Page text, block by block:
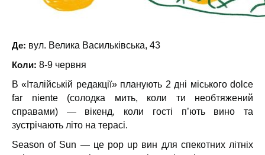
Де: вул. Велика Васильківська, 43
Коли: 8-9 червня
В «Італійській редакції» планують 2 дні міського dolce
far niente (солодка мить, коли ти необтяжений
справами) — вікенд, коли гості п’ють вино та
зустрічають літо на терасі.
Season of Sun — це pop up вин для спекотних літніх